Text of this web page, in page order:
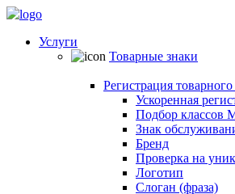
Услуги
Товарные знаки
Регистрация товарного
Ускоренная
Подбор классов
Знак
Бренд
Проверка на
Логотип
Слоган (фраза)